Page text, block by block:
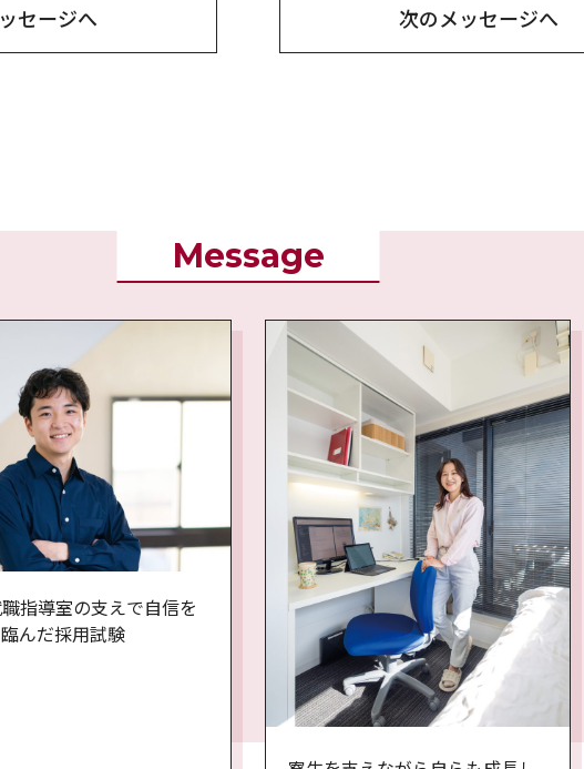
セージへ 次のメッセージへ
Message
指導室の支えで自信を
んだ採用試験